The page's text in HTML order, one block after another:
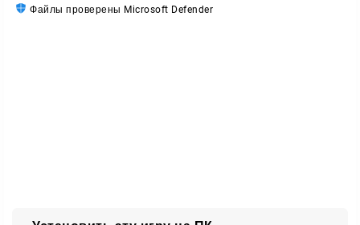
Файлы проверены Microsoft Defender